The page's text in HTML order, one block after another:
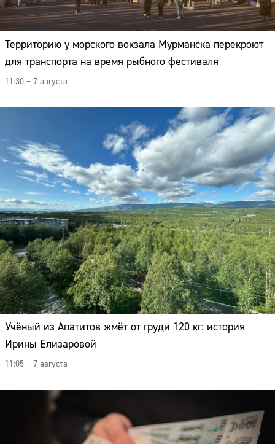
Территорию у морского вокзала Мурманска перекроют
для транспорта на время рыбного фестиваля
11:30 – 7 августа
Учёный из Апатитов жмёт от груди 120 кг: история
Ирины Елизаровой
11:05 – 7 августа
Адрес: